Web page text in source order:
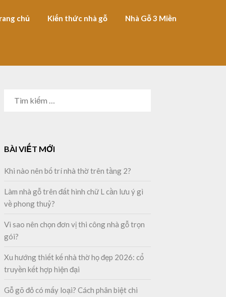
chủ Kiến thức nhà gỗ Nhà Gỗ 3 Miền
BÀI VIẾT MỚI
Khi nào nên bố trí nhà thờ trên tầng 2?
Làm nhà gỗ trên đất hình chữ L cần lưu ý gì
về phong thuỷ?
Vì sao nên chọn đơn vị thi công nhà gỗ trọn
gói?
Xu hướng thiết kế nhà thờ họ đẹp 2026: cổ
truyền kết hợp hiện đại
Gỗ gõ đỏ có mấy loại? Cách phân biệt chi